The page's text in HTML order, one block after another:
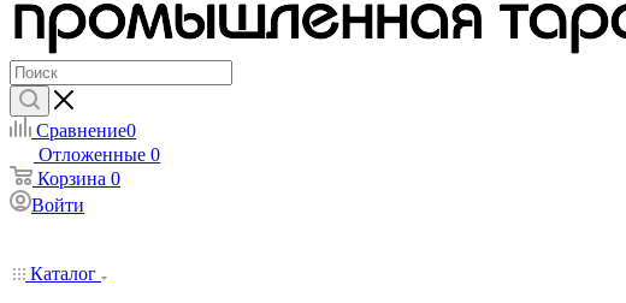
Сравнение0
Отложенные 0
Корзина 0
Войти
Каталог